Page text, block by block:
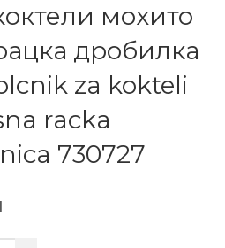
мохито
дробилка
za kokteli
racka
730727